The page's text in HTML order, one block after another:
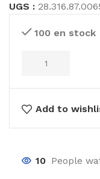
UGS :
100 en stock
Add to
10 People